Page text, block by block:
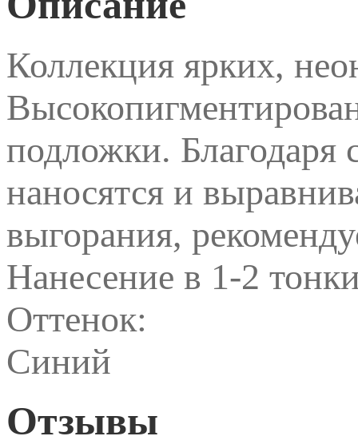
Коллекция ярких,
подложки. Благодаря
наносятся и
выгорания,
Нанесение в 1-2
Оттенок:
Синий
Отзывы